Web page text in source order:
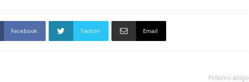
Facebook Twitter Email
Próximo artigo